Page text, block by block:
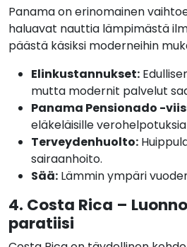
Panama on erinomainen
haluavat nauttia lämpimästä
päästä käsiksi moderneihin
Elinkustannukset:
mutta modernit palvelut
Panama Pensionado -
eläkeläisille
Terveydenhuolto:
sairaanhoito.
Sää: Lämmin ympäri
4. Costa Rica –
paratiisi